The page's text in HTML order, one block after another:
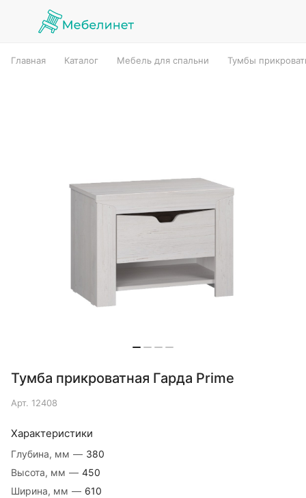
Главная Каталог Мебель для спальни Тумбы
Тумба прикроватная Гарда Prime
Арт. 12408
Характеристики
Глубина, мм — 380
Высота, мм — 450
Ширина, мм — 610